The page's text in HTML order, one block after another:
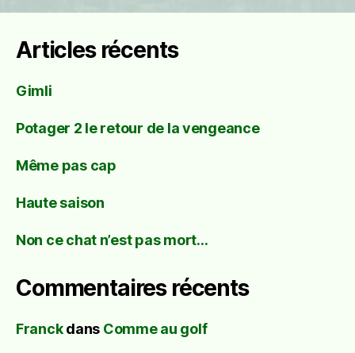
Articles récents
Gimli
Potager 2 le retour de la vengeance
Même pas cap
Haute saison
Non ce chat n’est pas mort…
Commentaires récents
Franckdans Comme au golf